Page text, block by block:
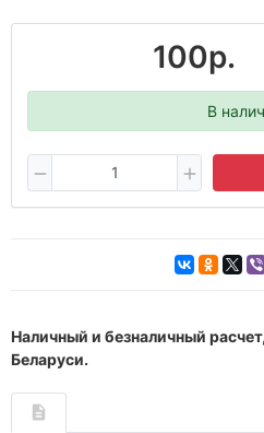
100р.
В
Наличный и безналичный
Беларуси.